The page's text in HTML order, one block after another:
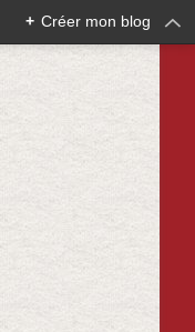
+ Créer mon blog